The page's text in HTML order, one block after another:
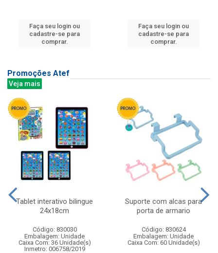
Faça seu login ou
cadastre-se para
comprar.
Faça seu login ou
cadastre-se para
comprar.
Promoções Atef
Veja mais
Tablet interativo bilingue
24x18cm
Código: 830030
Embalagem: Unidade
Caixa Com: 36 Unidade(s)
Inmetro: 006758/2019
Suporte com alcas para
porta de armario
Código: 830624
Embalagem: Unidade
Caixa Com: 60 Unidade(s)